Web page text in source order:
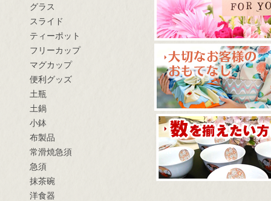
グラス
スライド
ティーポット
フリーカップ
マグカップ
便利グッズ
土瓶
土鍋
小鉢
布製品
常滑焼急須
急須
抹茶碗
洋食器